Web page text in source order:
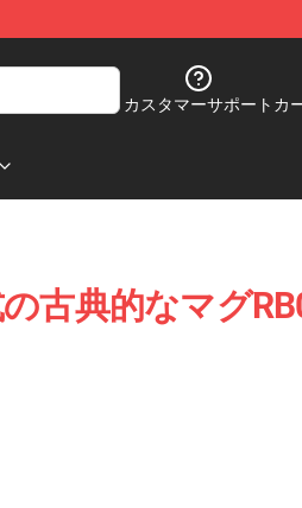
カスタマーサポート カ
古典的なマグ